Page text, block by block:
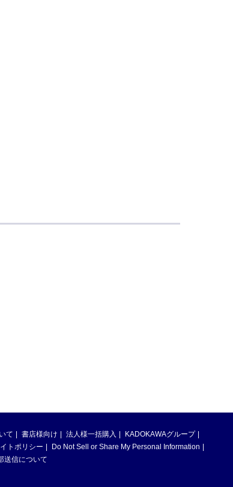
て 書店様向け 法人様一括購入
KADOKAWAグループ
トポリシー
Do Not Sell or Share My Personal Information
送信について